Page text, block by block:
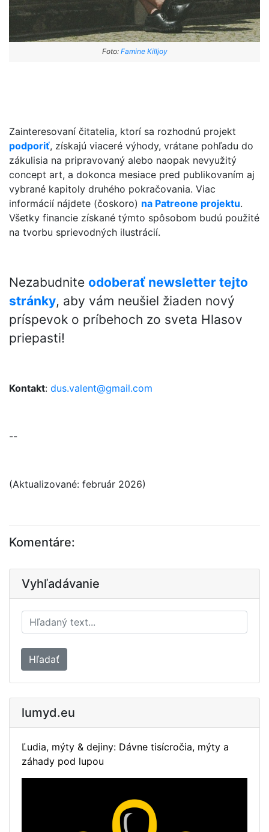
Foto: Famine Killjoy
Zainteresovaní čitatelia, ktorí sa rozhodnú projekt
podporiť, získajú viaceré výhody, vrátane pohľadu do
zákulisia na pripravovaný alebo naopak nevyužitý
concept art, a dokonca mesiace pred publikovaním aj
vybrané kapitoly druhého pokračovania. Viac
informácií nájdete (čoskoro) na Patreone projektu.
Všetky financie získané týmto spôsobom budú použité
na tvorbu sprievodných ilustrácií.
Nezabudnite odoberať newsletter tejto
stránky, aby vám neušiel žiaden nový
príspevok o príbehoch zo sveta Hlasov
priepasti!
Kontakt: dus.valent@gmail.com
--
(Aktualizované: február 2026)
Komentáre:
Vyhľadávanie
Hľadať
lumyd.eu
Ľudia, mýty & dejiny: Dávne tisícročia, mýty a
záhady pod lupou